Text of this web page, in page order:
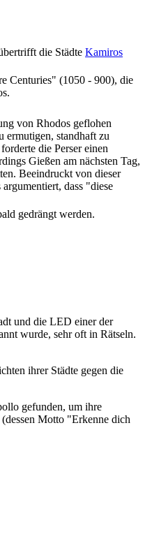
die Städte Kamiros
Centuries" (1050 - 900), die
von Rhodos geflohen
ermutigen, standhaft zu
die Perser einen
Gießen am nächsten Tag,
Beeindruckt von dieser
dass "diese
gedrängt werden.
und die LED einer der
wurde, sehr oft in Rätseln.
ihrer Städte gegen die
gefunden, um ihre
Motto "Erkenne dich